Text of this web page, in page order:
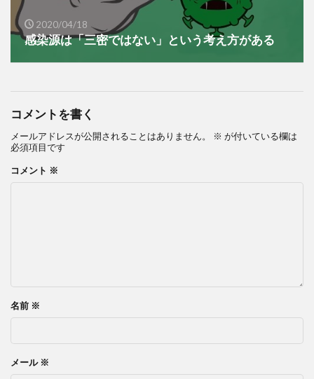
2020/04/18
感染源は「三密ではない」という考え方がある
コメントを書く
メールアドレスが公開されることはありません。 ※ が付いている欄は
必須項目です
コメント ※
名前 ※
メール ※